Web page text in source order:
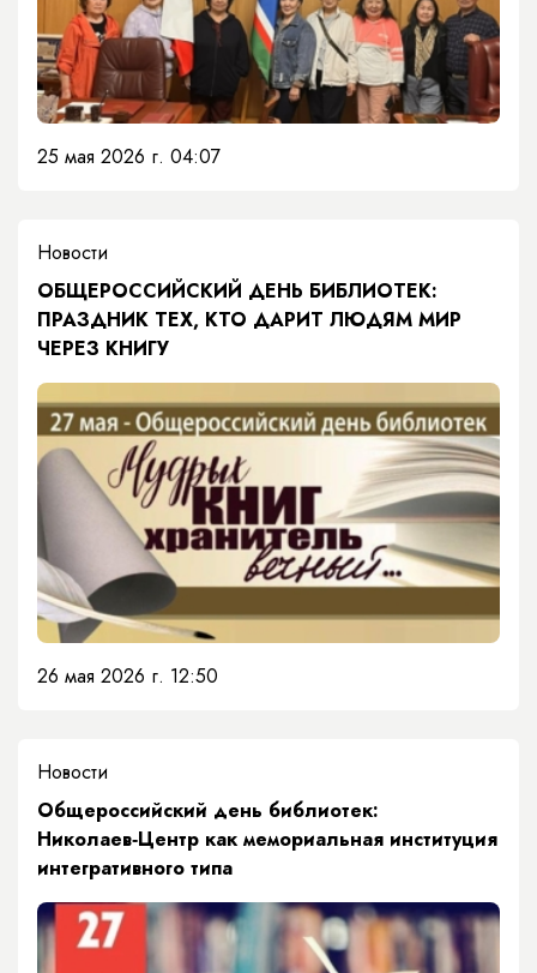
25 мая 2026 г. 04:07
Новости
ОБЩЕРОССИЙСКИЙ ДЕНЬ БИБЛИОТЕК:
ПРАЗДНИК ТЕХ, КТО ДАРИТ ЛЮДЯМ МИР
ЧЕРЕЗ КНИГУ
26 мая 2026 г. 12:50
Новости
Общероссийский день библиотек:
Николаев‑Центр как мемориальная институция
интегративного типа